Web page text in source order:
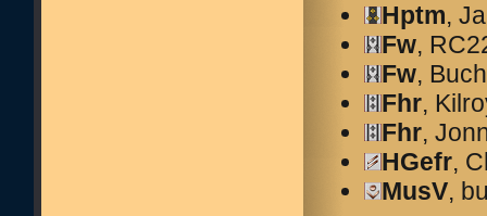
Hptm,
Fw,
Fw,
Fhr,
Fhr,
HGefr,
MusV,